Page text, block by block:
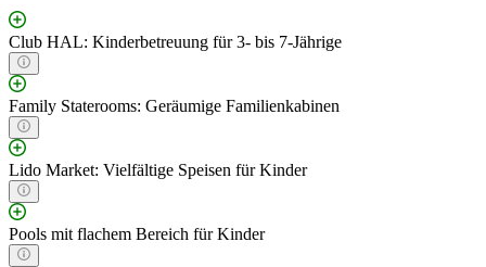
Club HAL: Kinderbetreuung für 3- bis 7-Jährige
Family Staterooms: Geräumige Familienkabinen
Lido Market: Vielfältige Speisen für Kinder
Pools mit flachem Bereich für Kinder